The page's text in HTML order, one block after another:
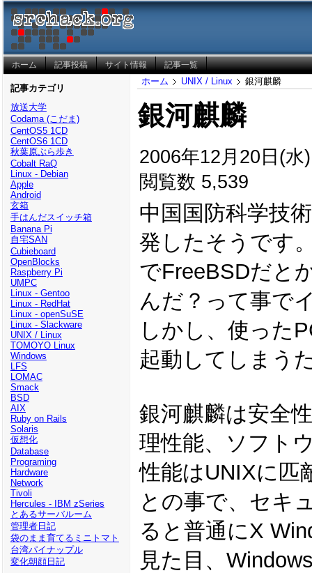
ホーム 記事投稿 サイト情報 記事一覧
記事カテゴリ
放送大学
Codama (こだま)
CentOS5 1CD
CentOS6 1CD
秋葉原ぶら歩き
Cobalt RaQ
Linux - Debian
Apple
Android
玄箱
手はんだスイッチ箱
Banana Pi
自宅SAN
Cubieboard
OpenBlocks
Raspberry Pi
UMPC
Linux - Gentoo
Linux - RedHat
Linux - openSuSE
Linux - Slackware
UNIX / Linux
TOMOYO Linux
Windows
LFS
LOMAC
Smack
BSD
AIX
Ruby on Rails
Solaris
仮想化
Database
Programing
Hardware
Network
Tivoli
Hercules - IBM zSeries
とあるサーバルーム
管理者日記
袋のまま育てるミニトマト
台湾パイナップル
変化朝顔日記
ホーム UNIX / Linux 銀河麒麟
銀河麒麟
2006年12月20日(水
閲覧数 5,539
中国国防科学技
発したそうです
でFreeBSDだと
んだ？って事で
しかし、使った
起動してしまう
銀河麒麟は安全
理性能、ソフト
性能はUNIXに匹
との事で、セキ
ると普通にX
見た目、